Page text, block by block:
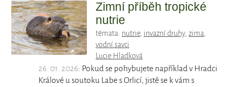
Zimní příběh tropické
nutrie
témata: nutrie, invazní druhy, zima,
vodní savci
Lucie Hladková
26. 01. 2026: Pokud se pohybujete například v Hradci
Králové u soutoku Labe s Orlicí, jistě se k vám s